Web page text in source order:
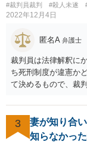
#裁判員裁判 #殺人未遂
2022年12月4日
匿名A 弁護士
裁判員は法律解釈に
ち死刑制度が違憲か
て決めるもので、裁
とはできないものと
る法律6条2項 前項
は、構成裁判官の
3
妻が知り合
知らなかっ